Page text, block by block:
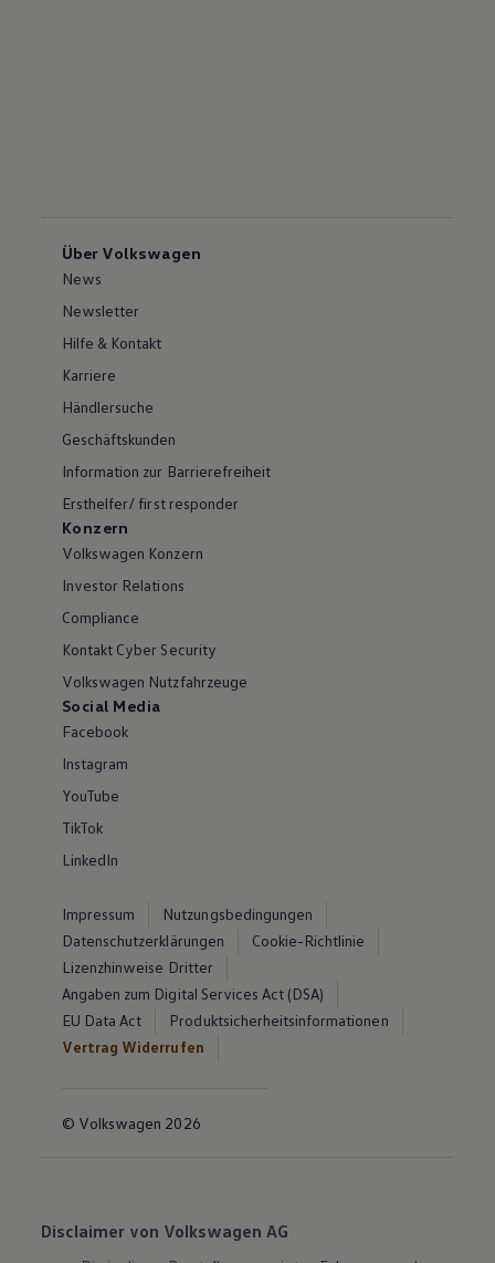
Über Volkswagen
News
Newsletter
Hilfe & Kontakt
Karriere
Händlersuche
Geschäftskunden
Information zur Barrierefreiheit
Ersthelfer/ first responder
Konzern
Volkswagen Konzern
Investor Relations
Compliance
Kontakt Cyber Security
Volkswagen Nutzfahrzeuge
Social Media
Facebook
Instagram
YouTube
TikTok
LinkedIn
Impressum
Nutzungsbedingungen
Datenschutzerklärungen
Cookie-Richtlinie
Lizenzhinweise Dritter
Angaben zum Digital Services Act (DSA)
EU Data Act
Produktsicherheitsinformationen
Vertrag Widerrufen
© Volkswagen 2026
Disclaimer von Volkswagen AG